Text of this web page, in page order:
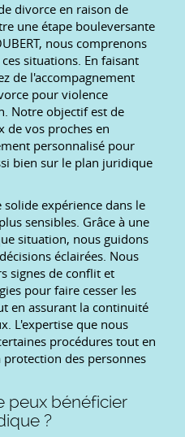
divorce en raison de
une étape bouleversante
nous comprenons
situations. En faisant
de l'accompagnement
pour violence
Notre objectif est de
de vos proches en
personnalisé pour
bien sur le plan juridique
expérience dans le
sensibles. Grâce à une
situation, nous guidons
éclairées. Nous
signes de conflit et
pour faire cesser les
en assurant la continuité
L'expertise que nous
procédures tout en
des personnes
peux bénéficier
?